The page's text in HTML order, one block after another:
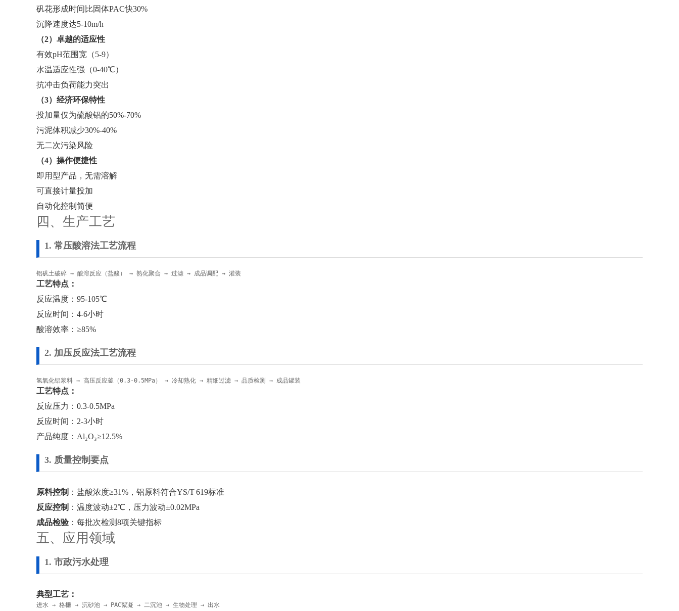
矾花形成时间比固体PAC快30%
沉降速度达5-10m/h
（2）卓越的适应性
有效pH范围宽（5-9）
水温适应性强（0-40℃）
抗冲击负荷能力突出
（3）经济环保特性
投加量仅为硫酸铝的50%-70%
污泥体积减少30%-40%
无二次污染风险
（4）操作便捷性
即用型产品，无需溶解
可直接计量投加
自动化控制简便
四、生产工艺
1. 常压酸溶法工艺流程
铝矾土破碎 → 酸溶反应（盐酸） → 熟化聚合 → 过滤 → 成品调配 → 灌装
工艺特点：
反应温度：95-105℃
反应时间：4-6小时
酸溶效率：≥85%
2. 加压反应法工艺流程
氢氧化铝浆料 → 高压反应釜（0.3-0.5MPa） → 冷却熟化 → 精细过滤 → 品质检测 → 成品罐装
工艺特点：
反应压力：0.3-0.5MPa
反应时间：2-3小时
产品纯度：Al₂O₃≥12.5%
3. 质量控制要点
原料控制 ：盐酸浓度≥31%，铝原料符合YS/T 619标准
反应控制 ：温度波动±2℃，压力波动±0.02MPa
成品检验 ：每批次检测8项关键指标
五、应用领域
1. 市政污水处理
典型工艺：
进水 → 格栅 → 沉砂池 → PAC絮凝 → 二沉池 → 生物处理 → 出水